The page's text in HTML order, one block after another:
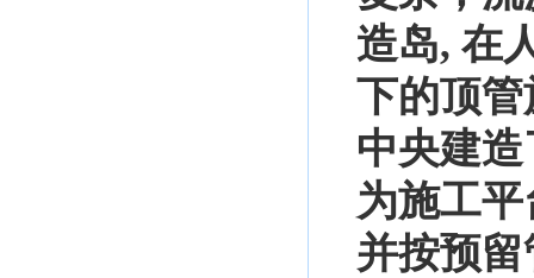
造岛, 在
下的顶
中央建
为施工
并按预